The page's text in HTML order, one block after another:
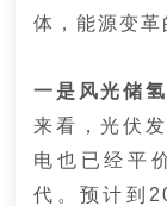
体，能源变革
一是风光储
来看，光伏
电也已经平
代。预计到